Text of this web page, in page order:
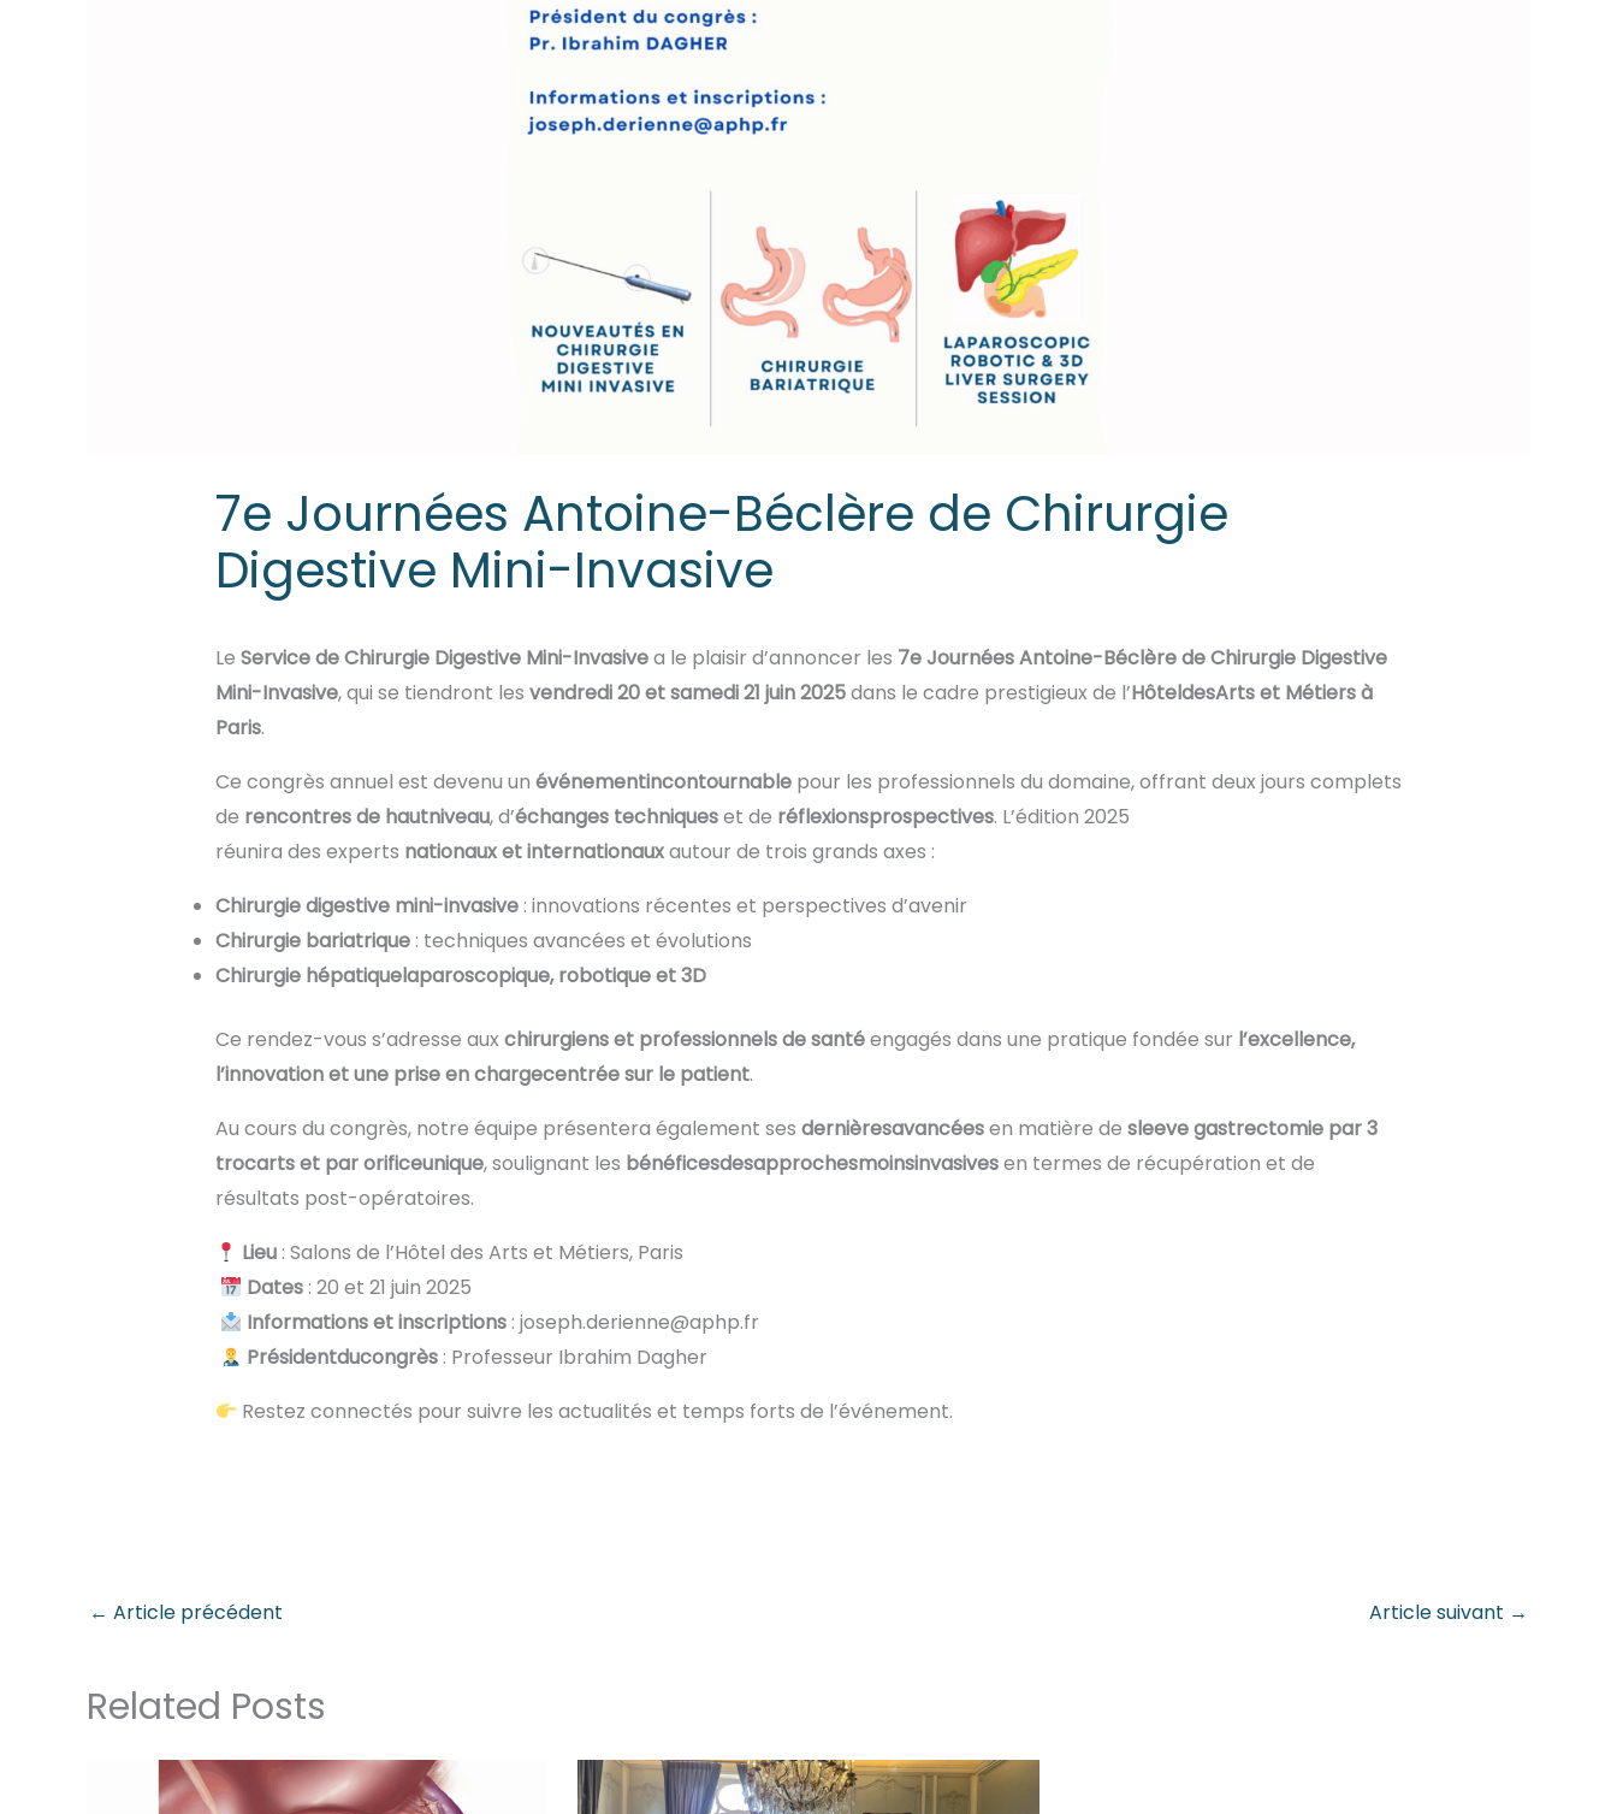
7e Journées Antoine-Béclère de Chirurgie
Digestive Mini-Invasive
Le Service de Chirurgie Digestive Mini-Invasivea le plaisir d’annoncer les 7eJournéesAntoine-Béclèrede Chirurgie Digestive
Mini-Invasive, qui se tiendront les vendredi20 etsamedi21 juin2025dans le cadre prestigieux de l’HôteldesArtset Métiersà
Paris.
Ce congrès annuel est devenu un événementincontournablepour les professionnels du domaine, offrant deux jours complets
de rencontresde hautniveau, d’échangestechniqueset de réflexionsprospectives. L’édition 2025
réunira des experts nationauxetinternationauxautour de trois grands axes :
Chirurgie digestive mini-invasive: innovations récentes et perspectives d’avenir
Chirurgie bariatrique: techniques avancées et évolutions
Chirurgie hépatiquelaparoscopique,robotiqueet 3D
Ce rendez-vous s’adresse aux chirurgienset professionnelsde santéengagés dans une pratique fondée sur l’excellence,
l’innovationet une priseenchargecentréesur le patient.
Au cours du congrès, notre équipe présentera également ses dernièresavancéesen matière de sleeve gastrectomie par 3
trocartset parorificeunique, soulignant les bénéficesdesapprochesmoinsinvasivesen termes de récupération et de
résultats post-opératoires.
Lieu: Salons de l’Hôtel des Arts et Métiers, Paris
Dates: 20 et 21 juin 2025
Informationsetinscriptions: joseph.derienne@aphp.fr
Présidentducongrès: Professeur Ibrahim Dagher
Restez connectés pour suivre les actualités et temps forts de l’événement.
← Article précédent Article suivant →
Related Posts